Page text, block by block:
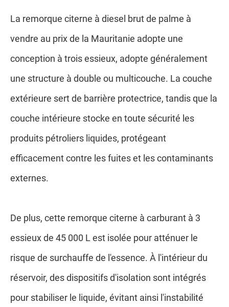
La remorque citerne à diesel brut de palme à
vendre au prix de la Mauritanie adopte une
conception à trois essieux, adopte généralement
une structure à double ou multicouche. La couche
extérieure sert de barrière protectrice, tandis que la
couche intérieure stocke en toute sécurité les
produits pétroliers liquides, protégeant
efficacement contre les fuites et les contaminants
externes.
De plus, cette remorque citerne à carburant à 3
essieux de 45 000 L est isolée pour atténuer le
risque de surchauffe de l'essence. À l'intérieur du
réservoir, des dispositifs d'isolation sont intégrés
pour stabiliser le liquide, évitant ainsi l'instabilité